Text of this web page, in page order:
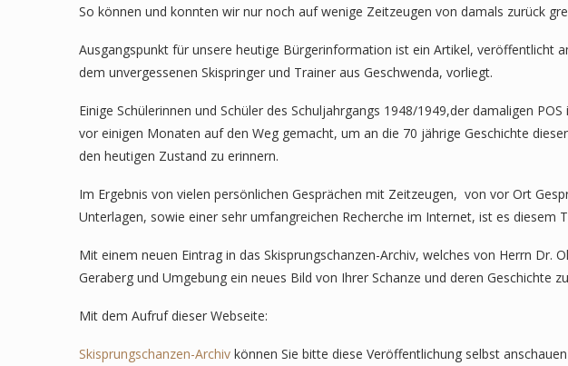
So können und konnten wir nur noch auf wenige Zeitzeugen von damals zurück
Ausgangspunkt für unsere heutige Bürgerinformation ist ein Artikel, veröffentlicht
dem unvergessenen Skispringer und Trainer aus Geschwenda, vorliegt.
Einige Schülerinnen und Schüler des Schuljahrgangs 1948/1949,der damaligen
vor einigen Monaten auf den Weg gemacht, um an die 70 jährige Geschichte
den heutigen Zustand zu erinnern.
Im Ergebnis von vielen persönlichen Gesprächen mit Zeitzeugen, von vor Ort
Unterlagen, sowie einer sehr umfangreichen Recherche im Internet, ist es diesem
Mit einem neuen Eintrag in das Skisprungschanzen-Archiv, welches von Herrn
Geraberg und Umgebung ein neues Bild von Ihrer Schanze und deren Geschichte
Mit dem Aufruf dieser Webseite:
Skisprungschanzen-Archiv können Sie bitte diese Veröffentlichung selbst